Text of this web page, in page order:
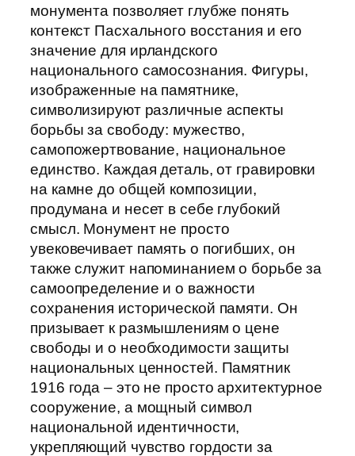
монумента позволяет глубже понять
контекст Пасхального восстания и его
значение для ирландского
национального самосознания. Фигуры,
изображенные на памятнике,
символизируют различные аспекты
борьбы за свободу: мужество,
самопожертвование, национальное
единство. Каждая деталь, от гравировки
на камне до общей композиции,
продумана и несет в себе глубокий
смысл. Монумент не просто
увековечивает память о погибших, он
также служит напоминанием о борьбе за
самоопределение и о важности
сохранения исторической памяти. Он
призывает к размышлениям о цене
свободы и о необходимости защиты
национальных ценностей. Памятник
1916 года – это не просто архитектурное
сооружение, а мощный символ
национальной идентичности,
укрепляющий чувство гордости за